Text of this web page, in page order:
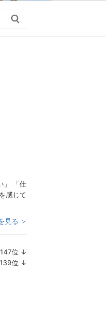
」 「仕
感じて
見る ＞
位 ↓
位 ↓